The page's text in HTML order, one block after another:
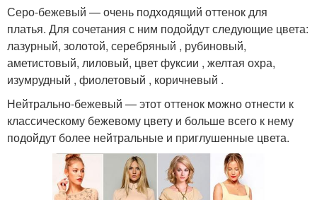
Серо-бежевый — очень подходящий оттенок для
платья. Для сочетания с ним подойдут следующие цвета:
лазурный, золотой, серебряный , рубиновый,
аметистовый, лиловый, цвет фуксии , желтая охра,
изумрудный , фиолетовый , коричневый .
Нейтрально-бежевый — этот оттенок можно отнести к
классическому бежевому цвету и больше всего к нему
подойдут более нейтральные и приглушенные цвета.